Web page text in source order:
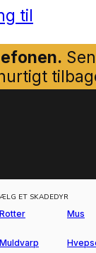
til
ET SKADEDYR
Rotter Mus
Muldvarp